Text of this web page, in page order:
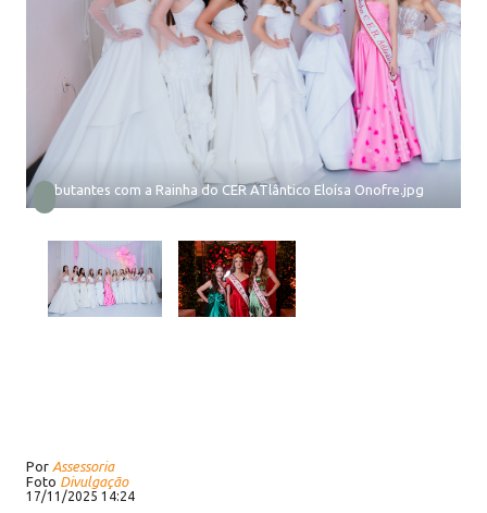
Debutantes com a Rainha do CER ATlântico Eloísa Onofre.jpg
Por Assessoria
Foto Divulgação
17/11/2025 14:24